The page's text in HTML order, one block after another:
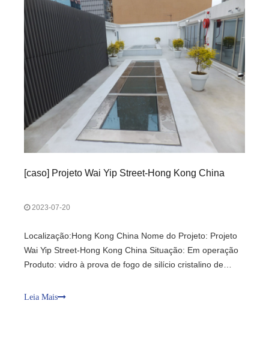
[caso] Projeto Wai Yip Street-Hong Kong China
2023-07-20
Localização:Hong Kong China Nome do Projeto: Projeto
Wai Yip Street-Hong Kong China Situação: Em operação
Produto: vidro à prova de fogo de silício cristalino de
prova de fogo 1.0H Vantagem: Perfis de aço para parede
Leia Mais